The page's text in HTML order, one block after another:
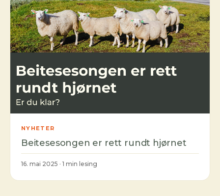
NYHETER
Beitesesongen er rett rundt hjørnet
16. mai 2025 · 1 min lesing